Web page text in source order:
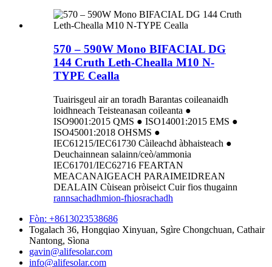
570 – 590W Mono BIFACIAL DG
144 Cruth Leth-Chealla M10 N-
TYPE Cealla
Tuairisgeul air an toradh Barantas coileanaidh
loidhneach Teisteanasan coileanta ●
ISO9001:2015 QMS ● ISO14001:2015 EMS ●
ISO45001:2018 OHSMS ●
IEC61215/IEC61730 Càileachd àbhaisteach ●
Deuchainnean salainn/ceò/ammonia
IEC61701/IEC62716 FEARTAN
MEACANAIGEACH PARAIMEIDREAN
DEALAIN Cùisean pròiseict Cuir fios thugainn
rannsachadhmion-fhiosrachadh
Fòn: +8613023538686
Togalach 36, Hongqiao Xinyuan, Sgìre Chongchuan, Cathair
Nantong, Sìona
gavin@alifesolar.com
info@alifesolar.com